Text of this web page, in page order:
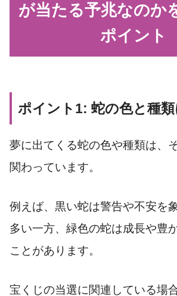
が当たる予兆なのか
ポイント
ポイント1: 蛇の色と種
夢に出てくる蛇の色や種類は、
関わっています。
例えば、黒い蛇は警告や不安を
多い一方、緑色の蛇は成長や豊
ことがあります。
宝くじの当選に関連している場